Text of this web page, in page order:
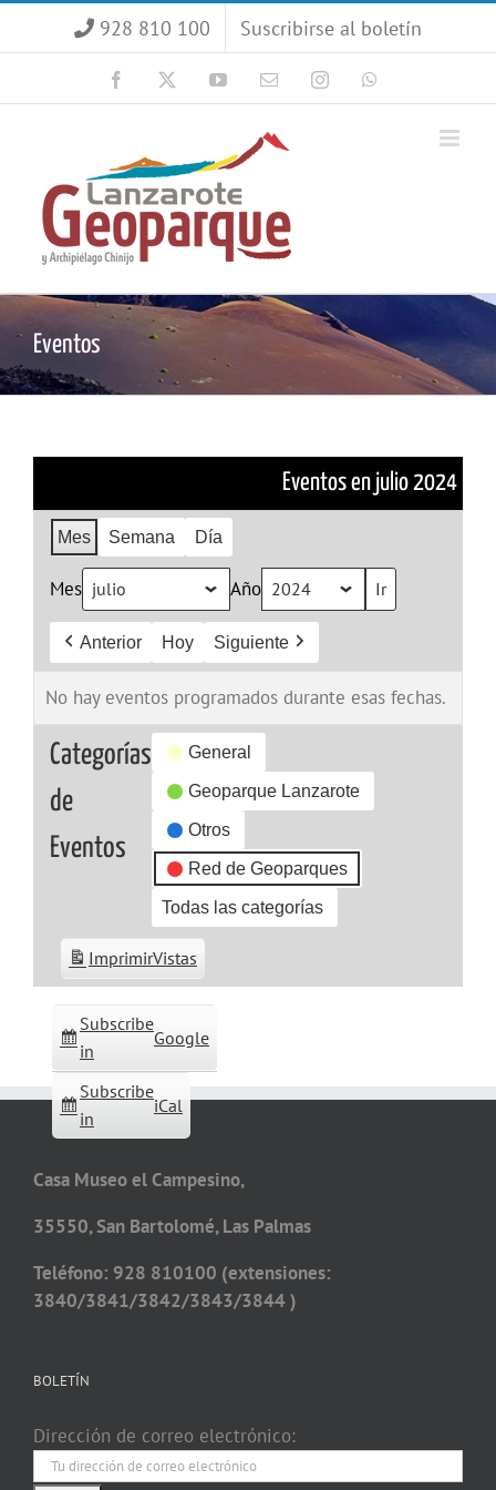
928 810 100 Suscribirse al boletín
Facebook YouTubeCorreoInstagram
Eventos
Eventos en julio 2024
Mes Semana Día
Mes Año
Anterior Hoy Siguiente
No hay eventos programados durante esas fechas.
Categorías
de
Eventos
General
Geoparque Lanzarote
Otros
Red de Geoparques
Todas las categorías
Subscribe
in
Google
Subscribe
in
iCal
ImprimirVistas
Casa Museo el Campesino,
35550, San Bartolomé, Las Palmas
Teléfono: 928 810100 (extensiones:
3840/3841/3842/3843/3844 )
BOLETÍN
Dirección de correo electrónico: